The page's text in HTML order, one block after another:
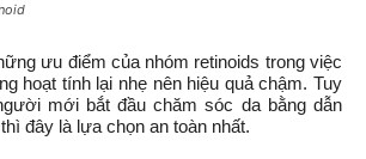
ưu điểm của nhóm retinoids trong việc
hoạt tính lại nhẹ nên hiệu quả chậm. Tuy
mới bắt đầu chăm sóc da bằng dẫn
đây là lựa chọn an toàn nhất.